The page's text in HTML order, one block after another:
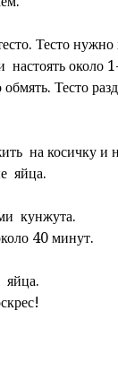
Тесто
около
Тесто
на косичку и
яйца.
кунжута.
40 минут.
яйца.